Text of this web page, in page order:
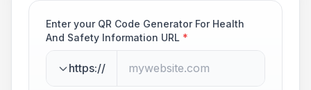
Enter your QR Code Generator For Health
And Safety Information URL *
https://